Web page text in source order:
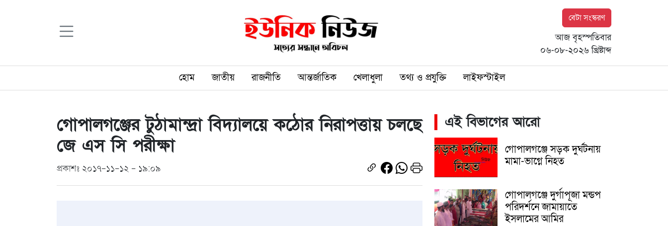
বেটা সংস্করণ
আজ বৃহস্পতিবার
০৬-০৮-২০২৬ খ্রিষ্টাব্দ
হোম জাতীয় রাজনীতি আন্তর্জাতিক খেলাধুলা তথ্য ও প্রযুক্তি লাইফস্টাইল
গোপালগঞ্জের টুঠামান্দ্রা বিদ্যালয়ে কঠোর নিরাপত্তায় চলছে
জে এস সি পরীক্ষা
প্রকাশঃ ২০১৭-১১-১২ - ১৯:০৯
এই বিভাগের আরো
গোপালগঞ্জে সড়ক দুর্ঘটনায়
মামা-ভাগ্নে নিহত
গোপালগঞ্জে দুর্গাপূজা মন্ডপ
পরিদর্শনে জামায়াতে
ইসলামের আমির